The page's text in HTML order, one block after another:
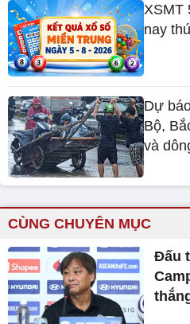
XSMT
nay
Dự
Bộ,
và
CÙNG CHUYÊN MỤC
Đấu